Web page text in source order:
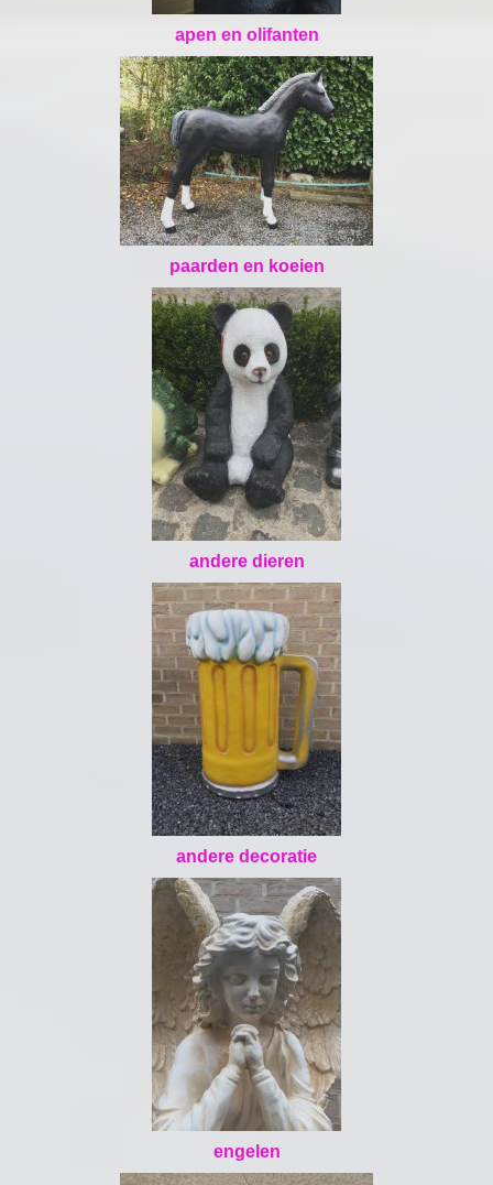
apen en olifanten
paarden en koeien
andere dieren
andere decoratie
engelen